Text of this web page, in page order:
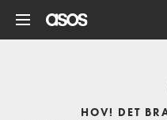
HOV! DET